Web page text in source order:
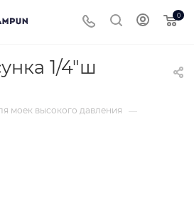
0
1/4"ш
моек высокого давления
—